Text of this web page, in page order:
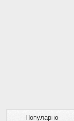
Популарно